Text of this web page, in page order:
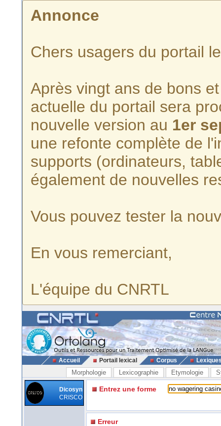
Annonce
Chers usagers du portail
Après vingt ans de bons
actuelle du portail sera
nouvelle version au 1er
une refonte complète de
supports (ordinateurs,
également de nouvelles
Vous pouvez tester la
En vous remerciant,
L'équipe du CNRTL
Accueil Portail lexical Corpus
Morphologie Lexicographie Etymologie
Dicosyn
CRISCO
Entrez une forme
Erreur